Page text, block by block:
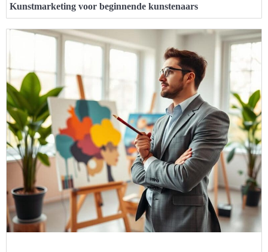
Kunstmarketing voor beginnende kunstenaars